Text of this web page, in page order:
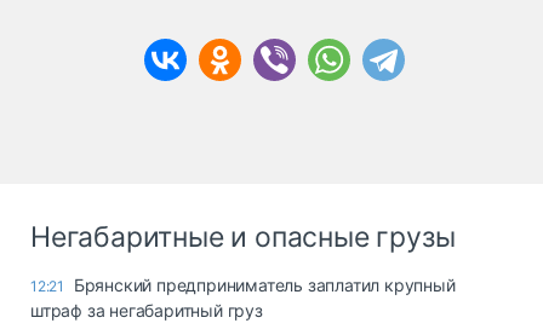
Негабаритные и опасные грузы
12:21
Брянский предприниматель заплатил крупный
штраф за негабаритный груз